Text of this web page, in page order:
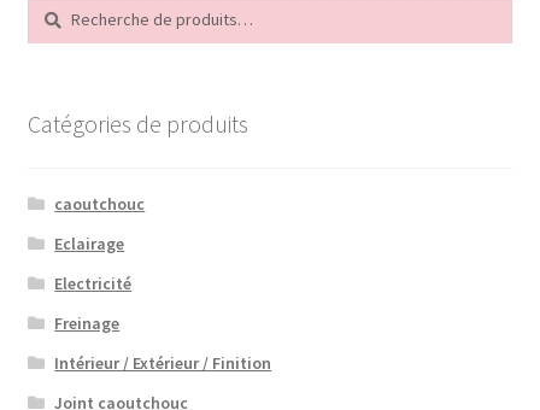
Recherche
pour :
Recherche
Catégories de produits
caoutchouc
Eclairage
Electricité
Freinage
Intérieur / Extérieur / Finition
Joint caoutchouc